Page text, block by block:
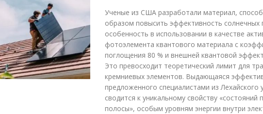
Ученые из США разработали материал,
образом повысить эффективность солнечных
особенность в использовании в качестве
фотоэлемента квантового материала с
поглощения 80 % и внешней квантовой
Это превосходит теоретический лимит для
кремниевых элементов. Выдающаяся
предложенного специалистами из Лехайского
сводится к уникальному свойству
полосы», особым уровням энергии внутри